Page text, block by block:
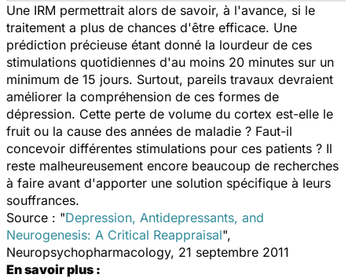
Une IRM permettrait alors de savoir, à l'avance, si le
traitement a plus de chances d'être efficace. Une
prédiction précieuse étant donné la lourdeur de ces
stimulations quotidiennes d'au moins 20 minutes sur un
minimum de 15 jours. Surtout, pareils travaux devraient
améliorer la compréhension de ces formes de
dépression. Cette perte de volume du cortex est-elle le
fruit ou la cause des années de maladie ? Faut-il
concevoir différentes stimulations pour ces patients ? Il
reste malheureusement encore beaucoup de recherches
à faire avant d'apporter une solution spécifique à leurs
souffrances.
Source : "Depression, Antidepressants, and
Neurogenesis: A Critical Reappraisal",
Neuropsychopharmacology, 21 septembre 2011
En savoir plus :